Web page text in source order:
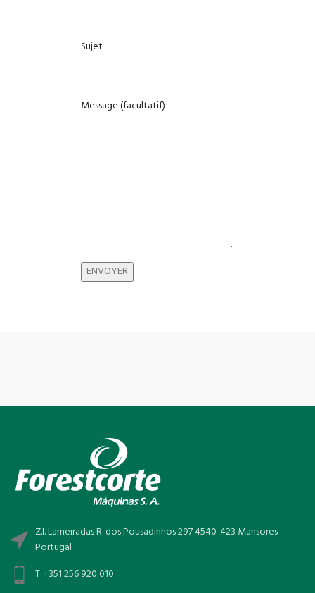
Sujet
Message (facultatif)
Z.I. Lameiradas R. dos Pousadinhos 297 4540-423 Mansores -
Portugal
T. +351 256 920 010